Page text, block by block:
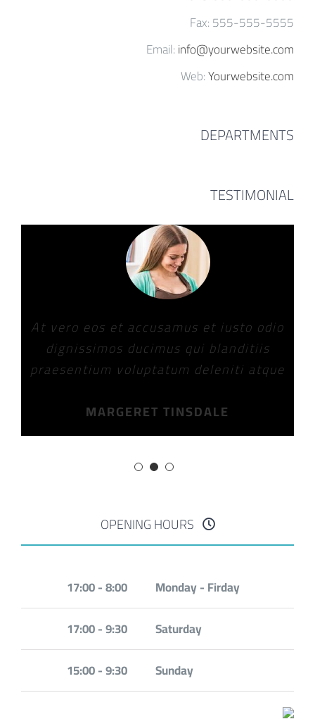
Fax: 555-555-5555
Email:info@yourwebsite.com
Web:Yourwebsite.com
DEPARTMENTS
TESTIMONIAL
At vero eos et accusamus et iusto odio
dignissimos ducimus qui blanditiis
praesentium voluptatum deleniti atque
MARGERET TINSDALE
Monday - Firday
8:00 - 17:00
Saturday
9:30 - 17:00
Sunday
9:30 - 15:00